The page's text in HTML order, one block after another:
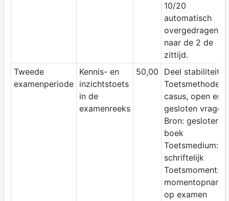
10/20
automatisch
overgedragen
naar de 2 de
zittijd.
Tweede
examenperiode
Kennis- en
inzichtstoets
in de
examenreeks
50,00
Deel stabiliteit
Toetsmethode:
casus, open en
gesloten vragen
Bron: gesloten
boek
Toetsmedium:
schriftelijk
Toetsmoment:
momentopname
op examen